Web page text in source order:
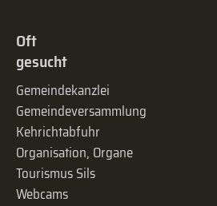
Oft
gesucht
Gemeindekanzlei
Gemeinde­versammlung
Kehrichtabfuhr
Organisation, Organe
Tourismus Sils
Webcams